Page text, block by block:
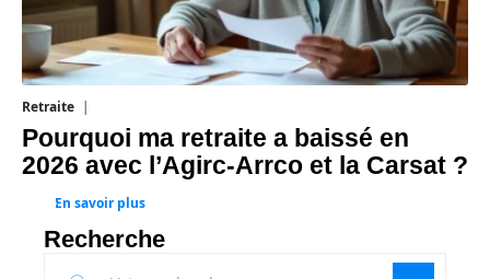
Retraite
Pourquoi ma retraite a baissé en
2026 avec l’Agirc-Arrco et la Carsat ?
En savoir plus
Recherche